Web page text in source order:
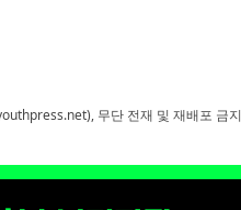
무단 전재 및 재배포 금지